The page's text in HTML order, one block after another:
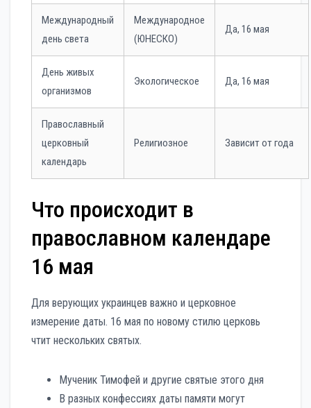
Международный
день света
Международное
(ЮНЕСКО)
Да, 16 мая
День живых
организмов
Экологическое Да, 16 мая
Православный
церковный
календарь
Религиозное Зависит от года
Что происходит в
православном календаре
16 мая
Для верующих украинцев важно и церковное
измерение даты. 16 мая по новому стилю церковь
чтит нескольких святых.
Мученик Тимофей и другие святые этого дня
В разных конфессиях даты памяти могут